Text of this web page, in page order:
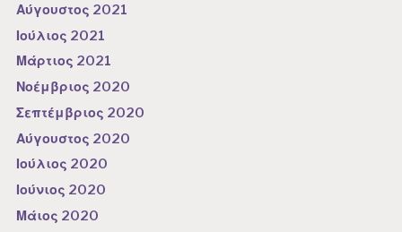
Αύγουστος 2021
Ιούλιος 2021
Μάρτιος 2021
Νοέμβριος 2020
Σεπτέμβριος 2020
Αύγουστος 2020
Ιούλιος 2020
Ιούνιος 2020
Μάιος 2020